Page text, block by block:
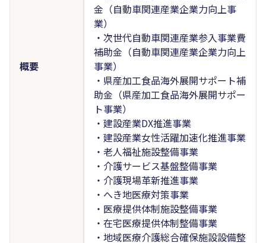
概要
金（自動車関連産業企業力向上事
業）
・次世代自動車関連産業参入事業費
補助金（自動車関連産業企業力向上
事業）
・県産加工食品海外展開サポート補
助金（県産加工食品海外展開サポー
ト事業）
・建設産業DX推進事業
・建設産業女性活躍加速化推進事業
・老人福祉施設整備事業
・介護サービス基盤整備事業
・介護現場革新推進事業
・へき地医療対策事業
・医療提供体制施設整備事業
・在宅医療提供体制整備事業
・地域医療介護総合確保施設設備整